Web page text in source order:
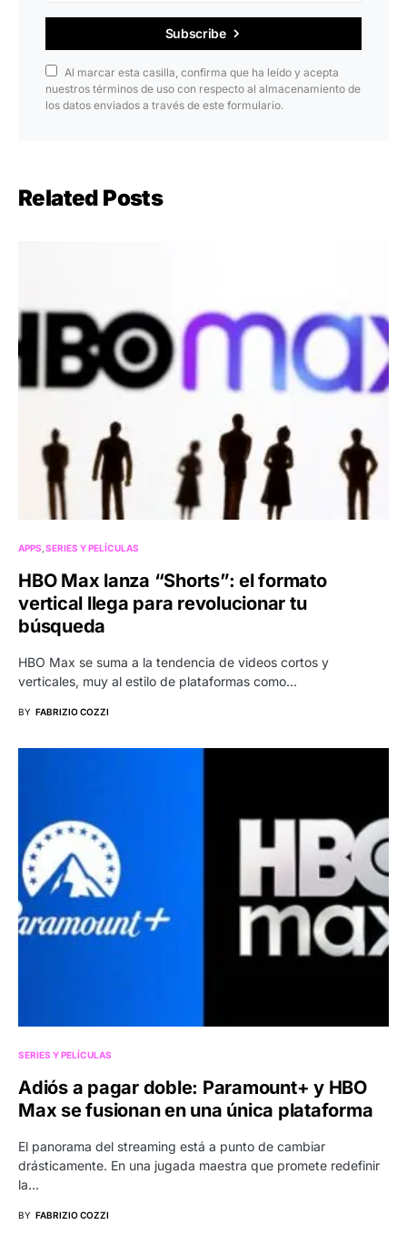
Subscribe
Al marcar esta casilla, confirma que ha leído y acepta
nuestros términos de uso con respecto al almacenamiento de
los datos enviados a través de este formulario.
Related Posts
APPS SERIES Y PELÍCULAS
HBO Max lanza “Shorts”: el formato
vertical llega para revolucionar tu
búsqueda
HBO Max se suma a la tendencia de videos cortos y
verticales, muy al estilo de plataformas como…
BY FABRIZIO COZZI
SERIES Y PELÍCULAS
Adiós a pagar doble: Paramount+ y HBO
Max se fusionan en una única plataforma
El panorama del streaming está a punto de cambiar
drásticamente. En una jugada maestra que promete redefinir
la…
BY FABRIZIO COZZI